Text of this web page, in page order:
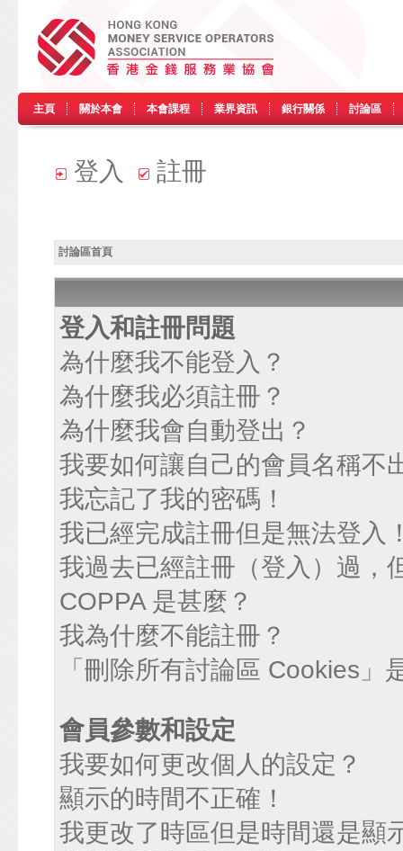
主頁 關於本會 本會課程 業界資訊 銀行關係 討論區
登入 註冊
討論區首頁
登入和註冊問題
為什麼我不能登入？
為什麼我必須註冊？
為什麼我會自動登出？
我要如何讓自己的會員名稱不
我忘記了我的密碼！
我已經完成註冊但是無法登入
我過去已經註冊（登入）過，
COPPA 是甚麼？
我為什麼不能註冊？
「刪除所有討論區 Cookies」
會員參數和設定
我要如何更改個人的設定？
顯示的時間不正確！
我更改了時區但是時間還是顯